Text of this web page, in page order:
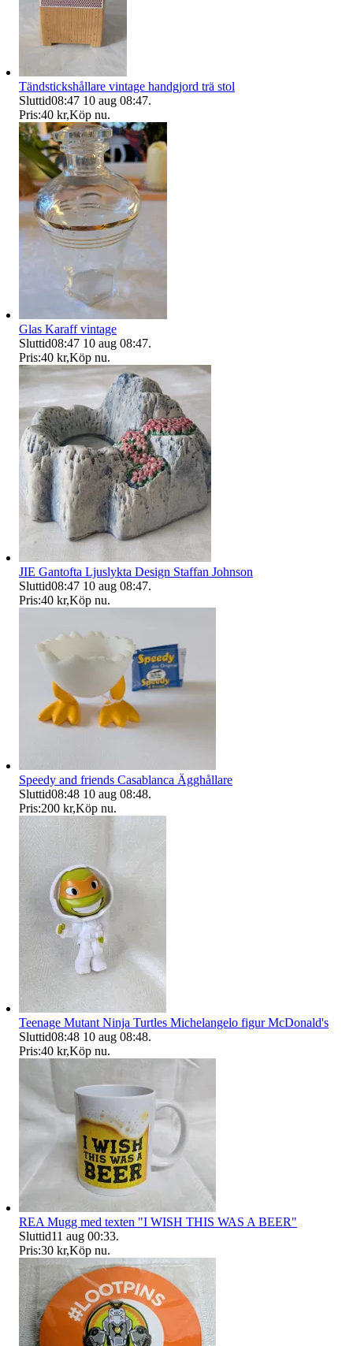
Tändstickshållare vintage handgjord trä stol
Sluttid08:47 10 aug 08:47.
Pris:40 kr,Köp nu.
Glas Karaff vintage
Sluttid08:47 10 aug 08:47.
Pris:40 kr,Köp nu.
JIE Gantofta Ljuslykta Design Staffan Johnson
Sluttid08:47 10 aug 08:47.
Pris:40 kr,Köp nu.
Speedy and friends Casablanca Ägghållare
Sluttid08:48 10 aug 08:48.
Pris:200 kr,Köp nu.
Teenage Mutant Ninja Turtles Michelangelo figur McDonald's
Sluttid08:48 10 aug 08:48.
Pris:40 kr,Köp nu.
REA Mugg med texten "I WISH THIS WAS A BEER"
Sluttid11 aug 00:33.
Pris:30 kr,Köp nu.